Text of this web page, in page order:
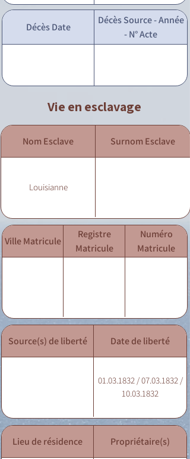
Décès Date
Décès Source - Année
- N° Acte
Vie en esclavage
Nom Esclave Surnom Esclave
Louisianne
Ville Matricule
Registre
Matricule
Numéro
Matricule
Source(s) de liberté Date de liberté
01.03.1832 / 07.03.1832 /
10.03.1832
Lieu de résidence Propriétaire(s)